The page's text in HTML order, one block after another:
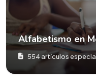
Alfabetismo en
554 artículos